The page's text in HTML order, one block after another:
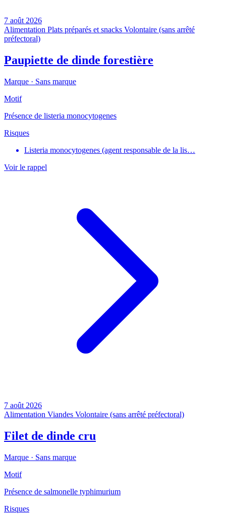
7 août 2026
Alimentation Plats préparés et snacks Volontaire (sans arrêté
préfectoral)
Paupiette de dinde forestière
Marque · Sans marque
Motif
Présence de listeria monocytogenes
Risques
Listeria monocytogenes (agent responsable de la lis…
Voir le rappel
7 août 2026
Alimentation Viandes Volontaire (sans arrêté préfectoral)
Filet de dinde cru
Marque · Sans marque
Motif
Présence de salmonelle typhimurium
Risques